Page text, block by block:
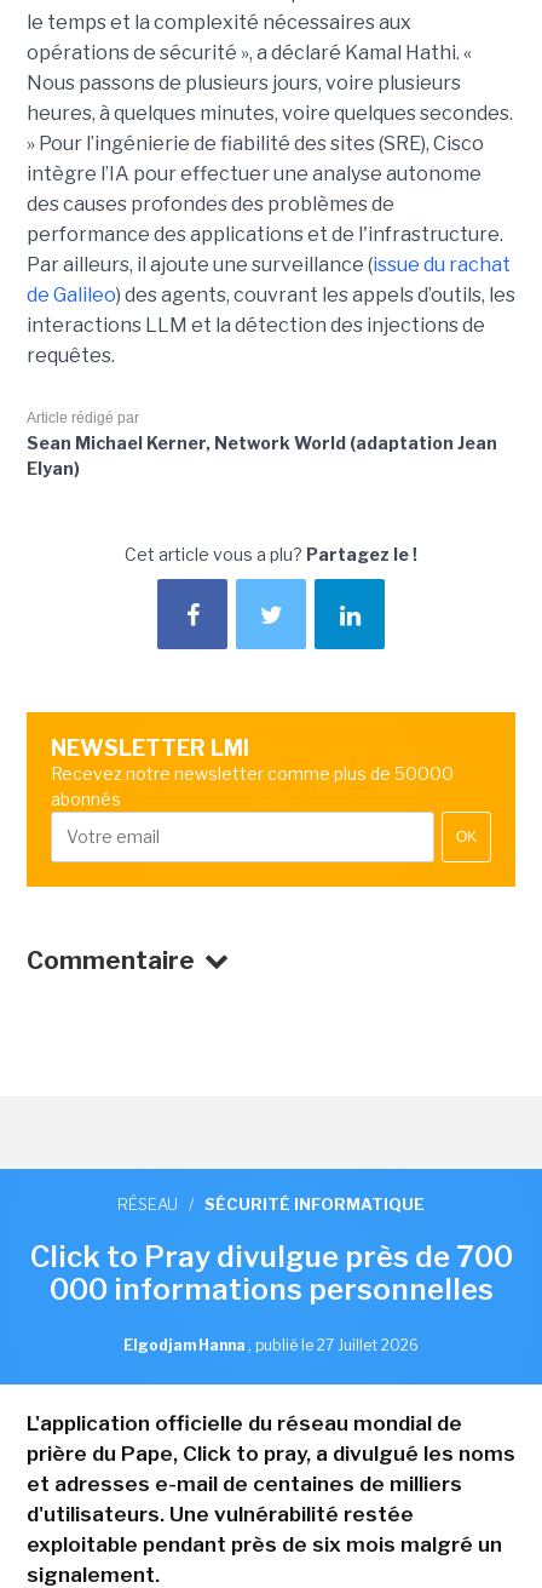
le temps et la complexité nécessaires aux
opérations de sécurité », a déclaré Kamal Hathi. «
Nous passons de plusieurs jours, voire plusieurs
heures, à quelques minutes, voire quelques secondes.
» Pour l’ingénierie de fiabilité des sites (SRE), Cisco
intègre l’IA pour effectuer une analyse autonome
des causes profondes des problèmes de
performance des applications et de l'infrastructure.
Par ailleurs, il ajoute une surveillance (issue du rachat
de Galileo) des agents, couvrant les appels d’outils, les
interactions LLM et la détection des injections de
requêtes.
Article rédigé par
Sean Michael Kerner, Network World (adaptation Jean
Elyan)
Cet article vous a plu? Partagez le !
NEWSLETTER LMI
Recevez notre newsletter comme plus de 50000
abonnés
OK
Commentaire
RÉSEAU / SÉCURITÉ INFORMATIQUE
Click to Pray divulgue près de 700
000 informations personnelles
Elgodjam Hanna , publié le 27 Juillet 2026
L'application officielle du réseau mondial de
prière du Pape, Click to pray, a divulgué les noms
et adresses e-mail de centaines de milliers
d'utilisateurs. Une vulnérabilité restée
exploitable pendant près de six mois malgré un
signalement.